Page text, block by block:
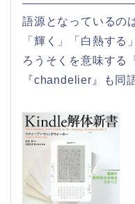
語源となっているの
「輝く」「白熱する
ろうそくを意味する
『chandelier』も同